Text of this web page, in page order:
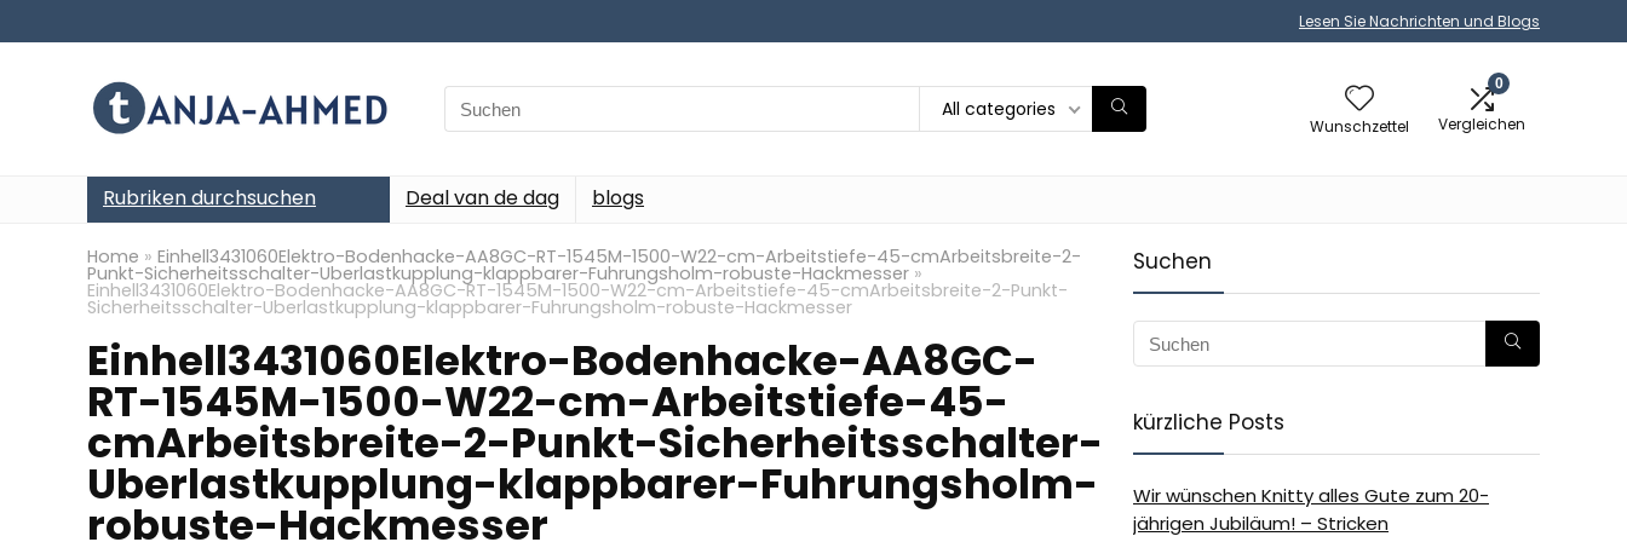
Lesen Sie Nachrichten und Blogs
Search
for:
All categories
Wunschzettel
0
Vergleichen
Rubriken durchsuchen Deal van de dag blogs
Home » Einhell3431060Elektro-Bodenhacke-AA8GC-RT-1545M-1500-W22-cm-Arbeitstiefe-45-cmArbeitsbreite-2-
Punkt-Sicherheitsschalter-Uberlastkupplung-klappbarer-Fuhrungsholm-robuste-Hackmesser »
Einhell3431060Elektro-Bodenhacke-AA8GC-RT-1545M-1500-W22-cm-Arbeitstiefe-45-cmArbeitsbreite-2-Punkt-
Sicherheitsschalter-Uberlastkupplung-klappbarer-Fuhrungsholm-robuste-Hackmesser
Einhell3431060Elektro-Bodenhacke-AA8GC-
RT-1545M-1500-W22-cm-Arbeitstiefe-45-
cmArbeitsbreite-2-Punkt-Sicherheitsschalter-
Uberlastkupplung-klappbarer-Fuhrungsholm-
robuste-Hackmesser
Suchen
kürzliche Posts
Wir wünschen Knitty alles Gute zum 20-
jährigen Jubiläum! – Stricken